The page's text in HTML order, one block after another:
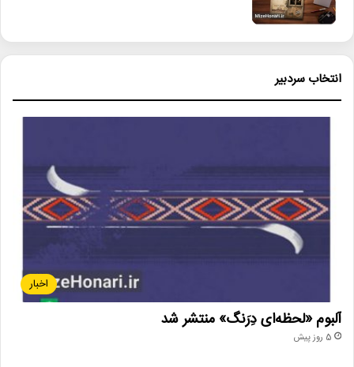
انتخاب سردبیر
اخبار
آلبوم «لحظه‌ای دِرَنگ» منتشر شد
5 روز پیش